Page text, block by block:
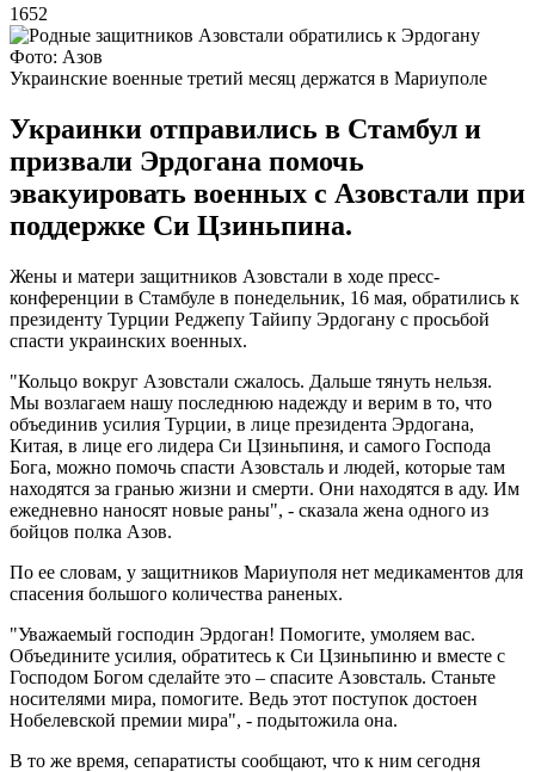
1652
Фото: Азов
Украинские военные третий месяц держатся в Мариуполе
Украинки отправились в Стамбул и
призвали Эрдогана помочь
эвакуировать военных с Азовстали при
поддержке Си Цзиньпина.
Жены и матери защитников Азовстали в ходе пресс-
конференции в Стамбуле в понедельник, 16 мая, обратились к
президенту Турции Реджепу Тайипу Эрдогану с просьбой
спасти украинских военных.
"Кольцо вокруг Азовстали сжалось. Дальше тянуть нельзя.
Мы возлагаем нашу последнюю надежду и верим в то, что
объединив усилия Турции, в лице президента Эрдогана,
Китая, в лице его лидера Си Цзиньпиня, и самого Господа
Бога, можно помочь спасти Азовсталь и людей, которые там
находятся за гранью жизни и смерти. Они находятся в аду. Им
ежедневно наносят новые раны", - сказала жена одного из
бойцов полка Азов.
По ее словам, у защитников Мариуполя нет медикаментов для
спасения большого количества раненых.
"Уважаемый господин Эрдоган! Помогите, умоляем вас.
Объедините усилия, обратитесь к Си Цзиньпиню и вместе с
Господом Богом сделайте это – спасите Азовсталь. Станьте
носителями мира, помогите. Ведь этот поступок достоен
Нобелевской премии мира", - подытожила она.
В то же время, сепаратисты сообщают, что к ним сегодня